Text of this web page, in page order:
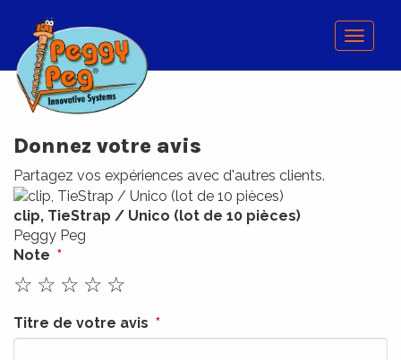
Menu
Donnez votre avis
Partagez vos expériences avec d'autres clients.
clip, TieStrap / Unico (lot de 10 pièces)
Peggy Peg
Note
☆
☆
☆
☆
☆
Titre de votre avis